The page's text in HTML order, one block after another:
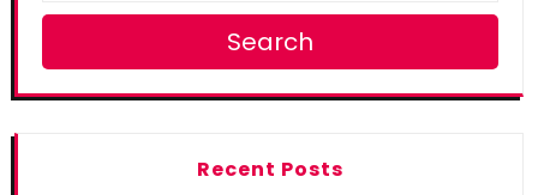
Search
Recent Posts